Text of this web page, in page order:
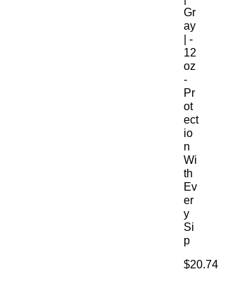
Gr
ay
| -
12
oz
-
Pr
ot
ect
io
n
Wi
th
Ev
er
y
Si
p
$20.74